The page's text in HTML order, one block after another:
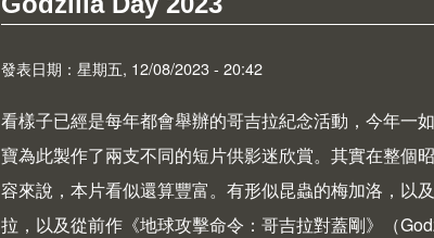
發表日期：星期五, 12/08/2023 - 20:42
看樣子已經是每年都會舉辦的哥吉拉紀念活動，今年一
寶為此製作了兩支不同的短片供影迷欣賞。其實在整個
容來說，本片看似還算豐富。有形似昆蟲的梅加洛，以
拉，以及從前作《地球攻擊命令：哥吉拉對蓋剛》（